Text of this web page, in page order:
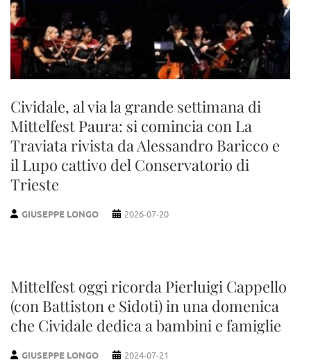
Cividale, al via la grande settimana di
Mittelfest Paura: si comincia con La
Traviata rivista da Alessandro Baricco e
il Lupo cattivo del Conservatorio di
Trieste
GIUSEPPE LONGO 2026-07-20
Mittelfest oggi ricorda Pierluigi Cappello
(con Battiston e Sidoti) in una domenica
che Cividale dedica a bambini e famiglie
GIUSEPPE LONGO 2024-07-21